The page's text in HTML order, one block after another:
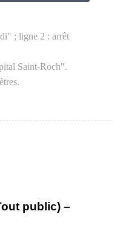
; ligne 2 : arrêt
Saint-Roch".
public) –